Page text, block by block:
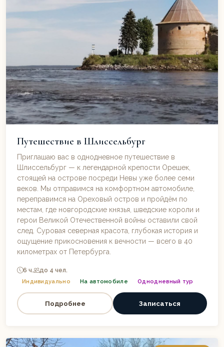
Путешествие в Шлиссельбург
Приглашаю вас в однодневное путешествие в
Шлиссельбург — к легендарной крепости Орешек,
стоящей на острове посреди Невы уже более семи
веков. Мы отправимся на комфортном автомобиле,
переправимся на Ореховый остров и пройдём по
местам, где новгородские князья, шведские короли и
герои Великой Отечественной войны оставили свой
след. Суровая северная красота, глубокая история и
ощущение прикосновения к вечности — всего в 40
километрах от Петербурга.
6 ч. до 4 чел.
Индивидуально На автомобиле Однодневный тур
Подробнее Записаться